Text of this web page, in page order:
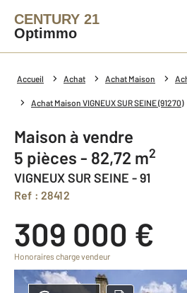
CENTURY 21
Optimmo
Accueil Achat Achat Maison
Achat Maison VIGNEUX SUR SEINE (91270)
Maison à vendre
5 pièces - 82,72 m2
VIGNEUX SUR SEINE - 91
Ref : 28412
309 000 €
Honoraires charge vendeur